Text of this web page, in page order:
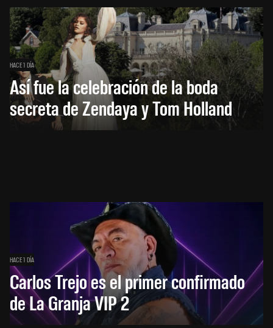
HACE 1 DÍA
Así fue la celebración de la boda
secreta de Zendaya y Tom Holland
HACE 1 DÍA
Carlos Trejo es el primer confirmado
de La Granja VIP 2